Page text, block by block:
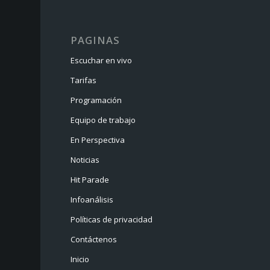
PAGINAS
Escuchar en vivo
Tarifas
Programación
Equipo de trabajo
En Perspectiva
Noticias
Hit Parade
Infoanálisis
Políticas de privacidad
Contáctenos
Inicio